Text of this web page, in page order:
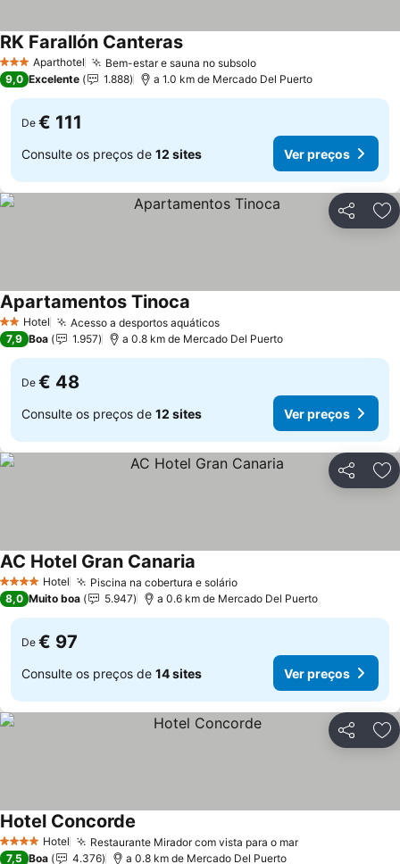
3 EstrelasAparthotel Bem-estar e sauna no subsolo
RK Farallón Canteras
9,0 Excelente 1.888 a 1.0 km de Mercado Del Puerto
De € 111
Consulte os preços de 12 sites Ver preços
Partilhar
2 Estrelas
Hotel Acesso a desportos aquáticos
Apartamentos Tinoca
7,9 Boa 1.957 a 0.8 km de Mercado Del Puerto
De € 48
Consulte os preços de 12 sites Ver preços
Partilhar
4 EstrelasHotel Piscina na cobertura e solário
AC Hotel Gran Canaria
8,0 Muito boa 5.947 a 0.6 km de Mercado Del Puerto
De € 97
Consulte os preços de 14 sites Ver preços
Partilhar
4 EstrelasHotel Restaurante Mirador com vista para o mar
Hotel Concorde
7,5 Boa 4.376 a 0.8 km de Mercado Del Puerto